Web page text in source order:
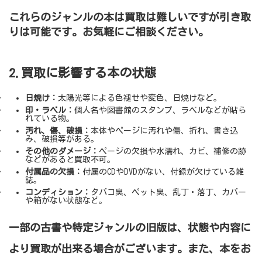
これらのジャンルの本は買取は難しいですが引き取
りは可能です。お気軽にご相談ください。
2.買取に影響する本の状態
日焼け： 太陽光等による色褪せや変色、日焼けなど。
印・ラベル： 個人名や図書館のスタンプ、ラベルなどが貼ら
れている物。
汚れ、傷、破損： 本体やページに汚れや傷、折れ、書き込
み、破損等がある。
その他のダメージ： ページの欠損や水濡れ、カビ、補修の跡
などがあると買取不可。
付属品の欠損： 付属のCDやDVDがない、付録が欠けている雑
誌。
コンディション： タバコ臭、ペット臭、乱丁・落丁、カバー
や箱がない状態など。
一部の古書や特定ジャンルの旧版は、状態や内容に
より買取が出来る場合がございます。
また、本をお